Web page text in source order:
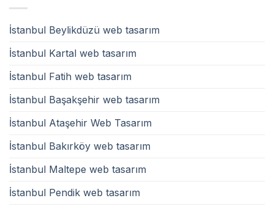
İstanbul Beylikdüzü web tasarım
İstanbul Kartal web tasarım
İstanbul Fatih web tasarım
İstanbul Başakşehir web tasarım
İstanbul Ataşehir Web Tasarım
İstanbul Bakırköy web tasarım
İstanbul Maltepe web tasarım
İstanbul Pendik web tasarım